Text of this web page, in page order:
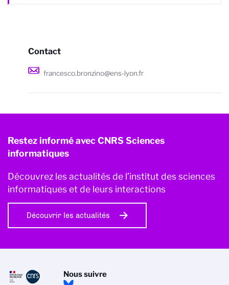
Contact
francesco.bronzino@ens-lyon.fr
Restez informé avec CNRS Sciences
informatiques
Découvrez les actualités de l’institut des sciences
informatiques et de leurs interactions
Découvrir les actualités
Nous suivre